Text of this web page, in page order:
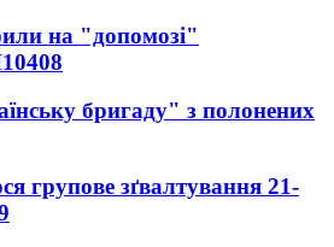
на "допомозі"
10408
бригаду" з полонених
групове зґвалтування 21-